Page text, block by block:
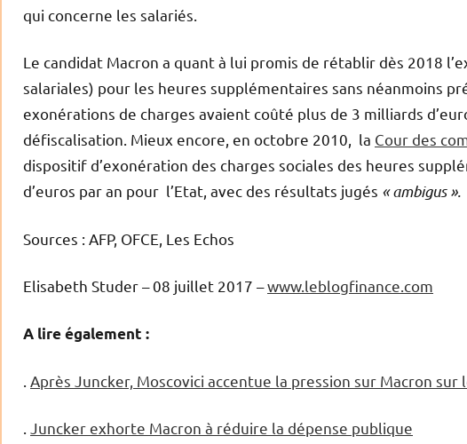
qui concerne les salariés.
Le candidat Macron a quant à lui promis de rétablir dès 2018
salariales) pour les heures supplémentaires sans néanmoins
exonérations de charges avaient coûté plus de 3 milliards
défiscalisation. Mieux encore, en octobre 2010, la Cour des
dispositif d’exonération des charges sociales des heures
d’euros par an pour l’Etat, avec des résultats jugés « ambigus ».
Sources : AFP, OFCE, Les Echos
Elisabeth Studer – 08 juillet 2017 –www.leblogfinance.com
A lire également :
Après Juncker, Moscovici accentue la pression sur Macron
Juncker exhorte Macron à réduire la dépense publique